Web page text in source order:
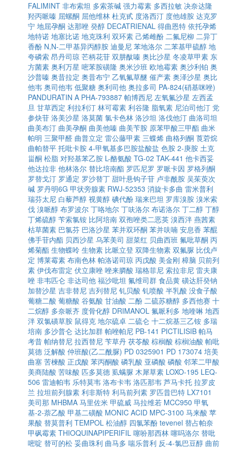
FALIMINT 非布索坦 多索茶碱 强力霉素 多西拉敏 决奈达隆
羟丙哌嗪 屈螺酮 屈他维林 杜克甙 度洛西汀 度他雄胺 达克罗
宁 地屈孕酮 达那唑 癸醇 DECATRIENAL 得曲恩特 依托孕烯
地特诺 地塞比诺 地克珠利 双环素 己烯雌酚 二氟尼柳 二异丁
香酚 N,N-二甲基异丙醇胺 迪曼尼 苯地洛尔 二苯基甲硫醇 地
夸磷索 昂丹司琼 芒柄花苷 双肼酞嗪 奥比沙星 冬凌草甲素 东
方菌素 奥利万星 嘧苯胺磺隆 奥米沙班 欧地霉素 奥沙利铂 奥
沙普嗪 奥昔拉定 奥昔布宁 乙氧氟草醚 催产素 奥泽沙星 奥比
他韦 奥司他韦 低聚糖 奥利司他 奥拉多司 PA-824(硝基咪唑)
PANDURATIN A PHA-793887 帕博西尼 左氧氟沙星 左西孟
旦 甘草西定 利拉利汀 林可霉素 利谷隆 脂氧素 尼泊司他汀 党
参炔苷 洛美沙星 洛莫菌 氯卡色林 洛沙坦 洛伐他汀 曲洛司坦
曲美布汀 曲美孕酮 曲美他嗪 曲美苄胺 原苯甲酸三甲酯 曲米
帕明 三聚甲醛 曲普立定 雷公藤甲素 三蝶烯 曲格列酮 莨菪烷
曲帕替平 托吡卡胺 4-甲氧基多巴胺盐酸盐 色胺 2-庚胺 土克
甾酮 松脂 对羟基苯乙胺 L-酪氨酸 TG-02 TAK-441 他卡西妥
他达拉非 他林洛尔 替比培南酯 罗匹尼罗 罗哌卡因 罗格列酮
罗替戈汀 罗通定 罗沙替丁 甜叶悬钩子苷 卢非酰胺 吴茱萸次
碱 罗丹明6G 甲状旁腺素 RWJ-52353 消旋卡多曲 雷米普利
瑞芬太尼 白藜芦醇 视黄醇 碘代酚 瑞来巴坦 罗库溴胺 溴米索
伐 溴哌醇 布罗波尔 丁咯地尔 丁呋洛尔 布诺洛尔 丁二醇 丁醇
丁烯硫醇 苄索氯铵 比阿培南 双孢唑类二恶英 溴西泮 燕茜素
枯草菌素 巴氯芬 巴洛沙星 苯并双环酮 苯并呋喃 安息香 苯醌
佛手苷内酯 贝西沙星 乌苯美司 甜菜红 贝曲西班 氟吡草酮 丙
烯菊酯 生物蝶呤 生物素 比哌立登 双降生物素 双氟脲 比伐卢
定 博莱霉素 布南色林 帕洛诺司琼 丙戊酸 美金刚 樟脑 贝前列
素 伊伐布雷定 伏立康唑 唑来膦酸 瑞格菲尼 索拉非尼 雷夫康
唑 非韦匹仑 非达司他 福沙吡坦 氟维司群 食品黄 磺达肝癸钠
加替沙星 吉非替尼 吉列替尼 钆贝酸 钆喷酸 半乳酸 没食子酸
葡糖二酸 葡糖酸 谷氨酸 甘油酸 二酚 二硫苏糖醇 多西他赛 十
二烷醇 多奈哌齐 度骨化醇 DRIMANOL 氟哌利多 地喹啉 地西
泮 双氯磺草胺 鼠得克 地尔硫卓 二硫仑 十二烷基三乙铵 多瑞
培南 多沙普仑 达比加群 帕唑帕尼 PB-141 PICTILISIB 帕马
考昔 帕纳替尼 拉西替尼 苄草丹 茯苓酸 棕榈酸 棕榈油酸 帕吡
莫德 泛解酸 仲班酸(乙二酰脲) PD 0325901 PD 173074 培美
曲塞 苦楝酸 正戊酸 苯丙酮酸 磷乳酸 亚磷酸 磷酸 邻苯二甲酸
美商陆酸 苦味酸 匹多莫德 虱螨脲 木犀草素 LOXO-195 LEQ-
506 雷迪帕韦 乐特莫韦 洛布卡韦 洛匹那韦 芦马卡托 拉罗皮
兰 拉坦前列腺素 利非斯特 利马前列素 罗匹昔巴特 LX7101
美司那 MHBMA 马里佐米 甲硫威 马拉维若 MCC950 甲氧
基-2-萘乙酸 甲基二磺酸 MONIC ACID MPC-3100 马来酸 苹
果酸 替莫普利 TEMPOL 松油醇 四氯苯酚 tevenel 替占帕奈
甲砜霉素 THIOQUINAPIPERIFIL 噻吩那西林 噻吗洛尔 替吡
嘧啶 替可的松 妥曲珠利 曲马多 喘乐普利 反-4-氯巴豆醇 曲前